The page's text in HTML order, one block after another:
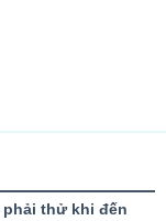
thử khi đến